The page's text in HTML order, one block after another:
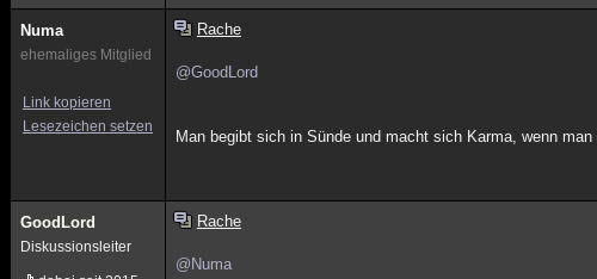
Numa
ehemaliges Mitglied
Link kopieren
Lesezeichen setzen
Rache
@GoodLord
Man begibt sich in Sünde und macht sich Karma, wenn
GoodLord
Diskussionsleiter
Rache
@Numa